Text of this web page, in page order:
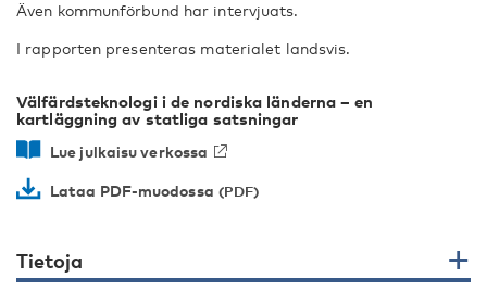
Även kommunförbund har intervjuats.
I rapporten presenteras materialet landsvis.
Välfärdsteknologi i de nordiska länderna – en
kartläggning av statliga satsningar
Lue julkaisu verkossa
Lataa PDF-muodossa
Tietoja